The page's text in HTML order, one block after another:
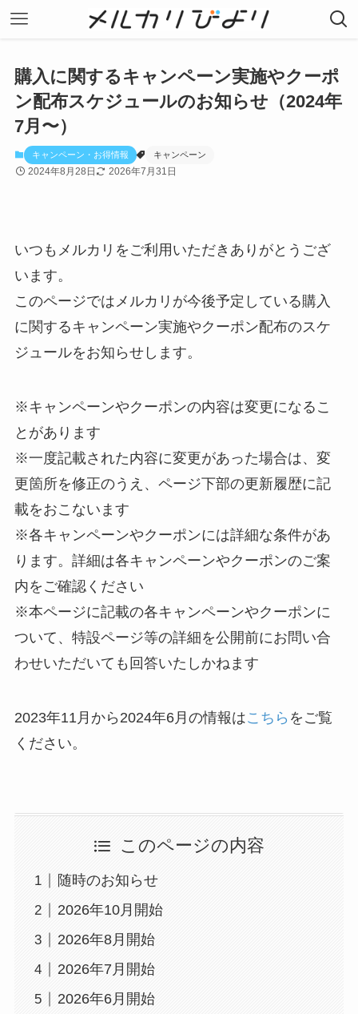
購入に関するキャンペーン実施やクーポ
ン配布スケジュールのお知らせ（2024年
7月〜）
キャンペーン・お得情報 キャンペーン
2024年8月28日 2026年7月31日
いつもメルカリをご利用いただきありがとうござ
います。
このページではメルカリが今後予定している購入
に関するキャンペーン実施やクーポン配布のスケ
ジュールをお知らせします。
※キャンペーンやクーポンの内容は変更になるこ
とがあります
※一度記載された内容に変更があった場合は、変
更箇所を修正のうえ、ページ下部の更新履歴に記
載をおこないます
※各キャンペーンやクーポンには詳細な条件があ
ります。詳細は各キャンペーンやクーポンのご案
内をご確認ください
※本ページに記載の各キャンペーンやクーポンに
ついて、特設ページ等の詳細を公開前にお問い合
わせいただいても回答いたしかねます
2023年11月から2024年6月の情報はこちら をご覧
ください。
このページの内容
随時のお知らせ
2026年10月開始
2026年8月開始
2026年7月開始
2026年6月開始